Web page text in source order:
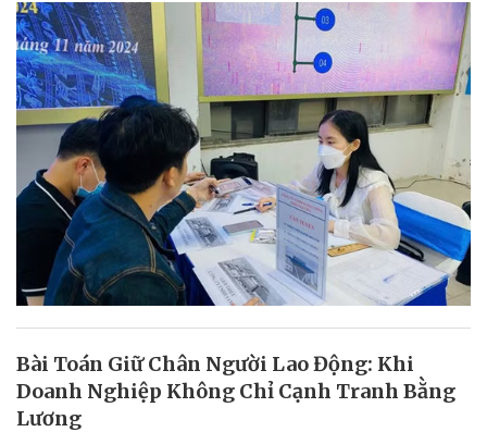
Bài Toán Giữ Chân Người Lao Động: Khi
Doanh Nghiệp Không Chỉ Cạnh Tranh Bằng
Lương